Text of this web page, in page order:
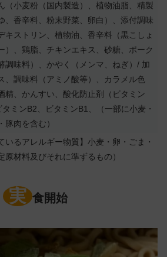
（小麦粉（国内製造）、植物油脂、精製
、香辛料、粉末野菜、卵白）、添付調味
キストリン、植物油、香辛料（黒こしょ
）、鶏脂、チキンエキス、砂糖、ポーク
調味料）、かやく（メンマ、ねぎ）/ 加
、調味料（アミノ酸等）、カラメル色
精、かんすい、酸化防止剤（ビタミン
ミンB2、ビタミンB1、（一部に小麦・
肉を含む）
いるアレルギー物質】小麦・卵・ごま・
原材料及びそれに準ずるもの）
実 食開始